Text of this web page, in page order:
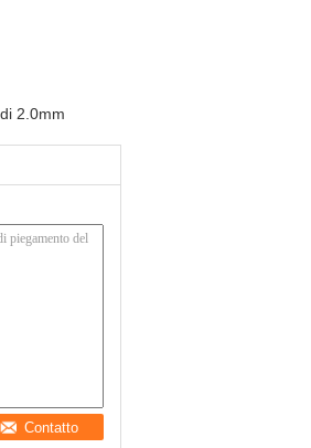
2.0mm
Contatto